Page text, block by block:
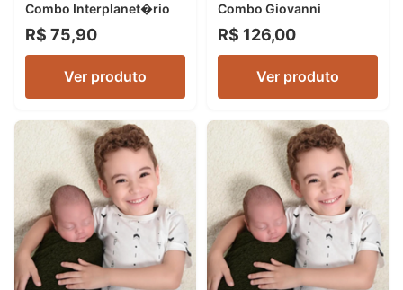
Combo Interplanet�rio
R$ 75,90
Ver produto
Combo Giovanni
R$ 126,00
Ver produto